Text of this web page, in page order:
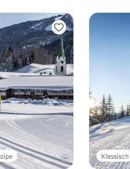
Klassisch